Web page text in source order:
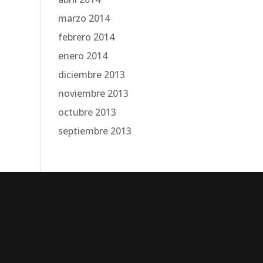
marzo 2014
febrero 2014
enero 2014
diciembre 2013
noviembre 2013
octubre 2013
septiembre 2013